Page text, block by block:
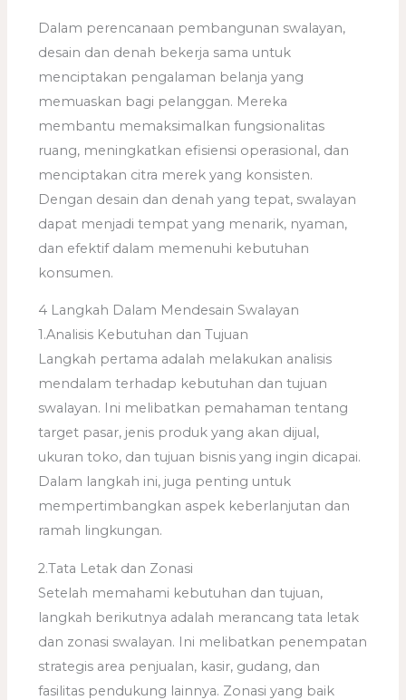
Dalam perencanaan pembangunan swalayan,
desain dan denah bekerja sama untuk
menciptakan pengalaman belanja yang
memuaskan bagi pelanggan. Mereka
membantu memaksimalkan fungsionalitas
ruang, meningkatkan efisiensi operasional, dan
menciptakan citra merek yang konsisten.
Dengan desain dan denah yang tepat, swalayan
dapat menjadi tempat yang menarik, nyaman,
dan efektif dalam memenuhi kebutuhan
konsumen.
4 Langkah Dalam Mendesain Swalayan
1.Analisis Kebutuhan dan Tujuan
Langkah pertama adalah melakukan analisis
mendalam terhadap kebutuhan dan tujuan
swalayan. Ini melibatkan pemahaman tentang
target pasar, jenis produk yang akan dijual,
ukuran toko, dan tujuan bisnis yang ingin dicapai.
Dalam langkah ini, juga penting untuk
mempertimbangkan aspek keberlanjutan dan
ramah lingkungan.
2.Tata Letak dan Zonasi
Setelah memahami kebutuhan dan tujuan,
langkah berikutnya adalah merancang tata letak
dan zonasi swalayan. Ini melibatkan penempatan
strategis area penjualan, kasir, gudang, dan
fasilitas pendukung lainnya. Zonasi yang baik